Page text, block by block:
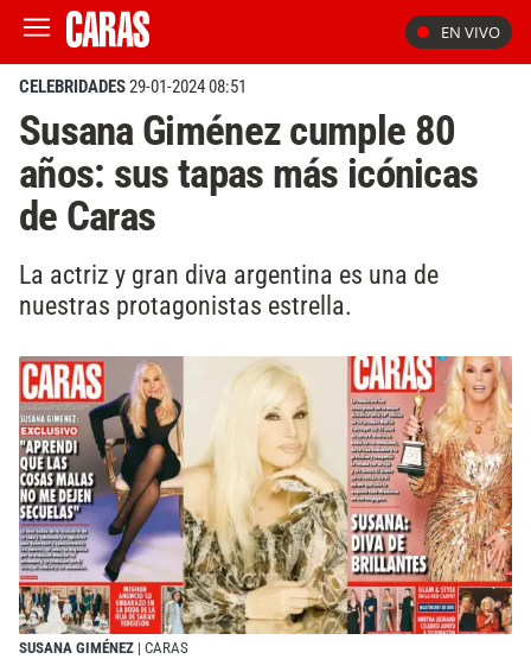
EN VIVO
CELEBRIDADES29-01-2024 08:51
Susana Giménez cumple 80
años: sus tapas más icónicas
de Caras
La actriz y gran diva argentina es una de
nuestras protagonistas estrella.
SUSANA GIMÉNEZ | CARAS